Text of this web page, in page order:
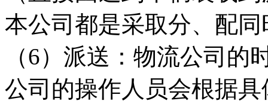
本公司都是采取分、配
（6）派送：物流公司
公司的操作人员会根据